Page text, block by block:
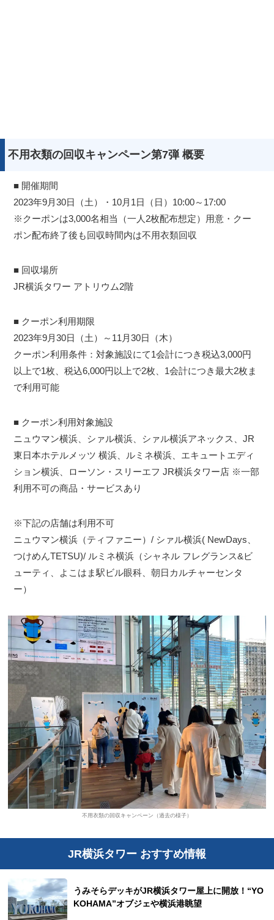
不用衣類の回収キャンペーン第7弾 概要
■ 開催期間
2023年9月30日（土）・10月1日（日）10:00～17:00
※クーポンは3,000名相当（一人2枚配布想定）用意・クー
ポン配布終了後も回収時間内は不用衣類回収
■ 回収場所
JR横浜タワー アトリウム2階
■ クーポン利用期限
2023年9月30日（土）～11月30日（木）
クーポン利用条件：対象施設にて1会計につき税込3,000円
以上で1枚、税込6,000円以上で2枚、1会計につき最大2枚ま
で利用可能
■ クーポン利用対象施設
ニュウマン横浜、シァル横浜、シァル横浜アネックス、JR
東日本ホテルメッツ 横浜、ルミネ横浜、エキュートエディ
ション横浜、ローソン・スリーエフ JR横浜タワー店 ※一部
利用不可の商品・サービスあり
※下記の店舗は利用不可
ニュウマン横浜（ティファニー）/ シァル横浜( NewDays、
つけめんTETSU)/ ルミネ横浜（シャネル フレグランス&ビ
ューティ、よこはま駅ビル眼科、朝日カルチャーセンタ
ー）
不用衣類の回収キャンペーン（過去の様子）
JR横浜タワー おすすめ情報
うみそらデッキがJR横浜タワー屋上に開放！“YO
KOHAMA”オブジェや横浜港眺望